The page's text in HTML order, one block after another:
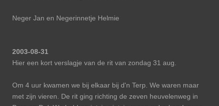
Neger Jan en Negerinnetje Helmie
2003-08-31
Hier een kort verslagje van de rit van zondag 31 aug.
Om 4 uur kwamen we bij elkaar bij d'n Terp. We waren maar
met zijn vieren. De rit ging richting de zeven heuvelenweg in